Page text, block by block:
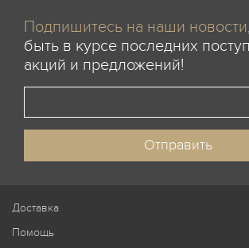
Подпишитесь на наши новости
быть в курсе последних
акций и предложений!
Доставка
Помощь